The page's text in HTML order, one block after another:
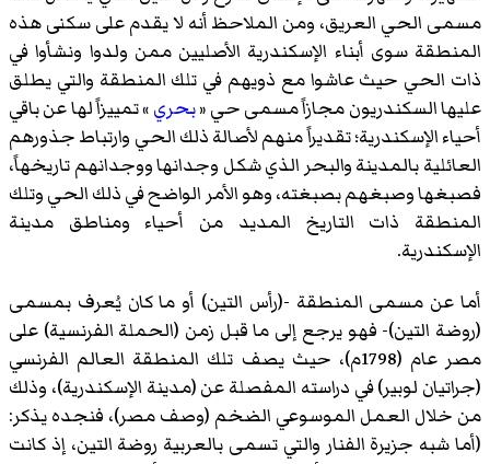
مسمى الحي العريق، ومن الملاحظ أنه لا يقدم على سكنى هذه
المنطقة سوى أبناء الإسكندرية الأصليين ممن ولدوا ونشأوا في
ذات الحي حيث عاشوا مع ذويهم في تلك المنطقة والتي يطلق
عليها السكندريون مجازاً مسمى حي «بحري» تمييزاً لها عن باقي
أحياء الإسكندرية؛ تقديراً منهم لأصالة ذلك الحي وارتباط جذورهم
العائلية بالمدينة والبحر الذي شكل وجدانها ووجدانهم تاريخهاً،
فصبغها وصبغهم بصبغته، وهو الأمر الواضح في ذلك الحي وتلك
المنطقة ذات التاريخ المديد من أحياء ومناطق مدينة
الإسكندرية.
أما عن مسمى المنطقة -(رأس التين) أو ما كان يُعرف بمسمى
(روضة التين)- فهو يرجع إلى ما قبل زمن (الحملة الفرنسية) على
مصر عام (1798م)، حيث يصف تلك المنطقة العالم الفرنسي
(جراتيان لوبير) في دراسته المفصلة عن (مدينة الإسكندرية)، وذلك
من خلال العمل الموسوعي الضخم (وصف مصر)، فنجده يذكر:
(أما شبه جزيرة الفنار والتي تسمى بالعربية روضة التين، إذ كانت